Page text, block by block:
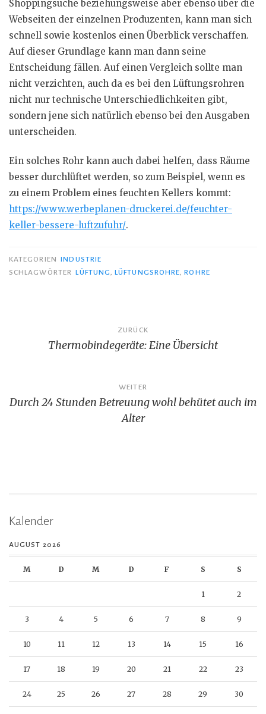
Shoppingsuche beziehungsweise aber ebenso über die
Webseiten der einzelnen Produzenten, kann man sich
schnell sowie kostenlos einen Überblick verschaffen.
Auf dieser Grundlage kann man dann seine
Entscheidung fällen. Auf einen Vergleich sollte man
nicht verzichten, auch da es bei den Lüftungsrohren
nicht nur technische Unterschiedlichkeiten gibt,
sondern jene sich natürlich ebenso bei den Ausgaben
unterscheiden.
Ein solches Rohr kann auch dabei helfen, dass Räume
besser durchlüftet werden, so zum Beispiel, wenn es
zu einem Problem eines feuchten Kellers kommt:
https://www.werbeplanen-druckerei.de/feuchter-
keller-bessere-luftzufuhr/.
KATEGORIEN INDUSTRIE
SCHLAGWÖRTER LÜFTUNG,LÜFTUNGSROHRE,ROHRE
Beitragsnavigation
ZURÜCK
Thermobindegeräte: Eine Übersicht
WEITER
Durch 24 Stunden Betreuung wohl behütet auch im
Alter
Kalender
AUGUST 2026
M D M D F S S
1 2
3 4 5 6 7 8 9
10 11 12 13 14 15 16
17 18 19 20 21 22 23
24 25 26 27 28 29 30